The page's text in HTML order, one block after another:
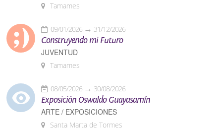
Tamames
09/01/2026 31/12/2026
Construyendo mi Futuro
JUVENTUD
Tamames
08/05/2026 30/08/2026
Exposición Oswaldo Guayasamín
ARTE / EXPOSICIONES
Santa Marta de Tormes